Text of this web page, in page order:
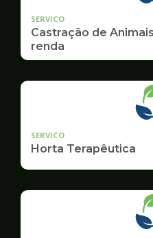
SERVICO
Castração de
renda
SERVICO
Horta Terapêutica